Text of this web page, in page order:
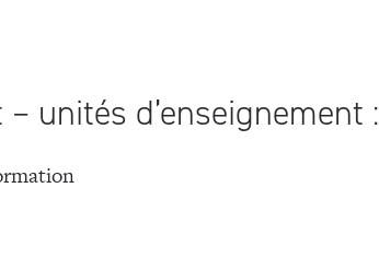
unités d’enseignement :